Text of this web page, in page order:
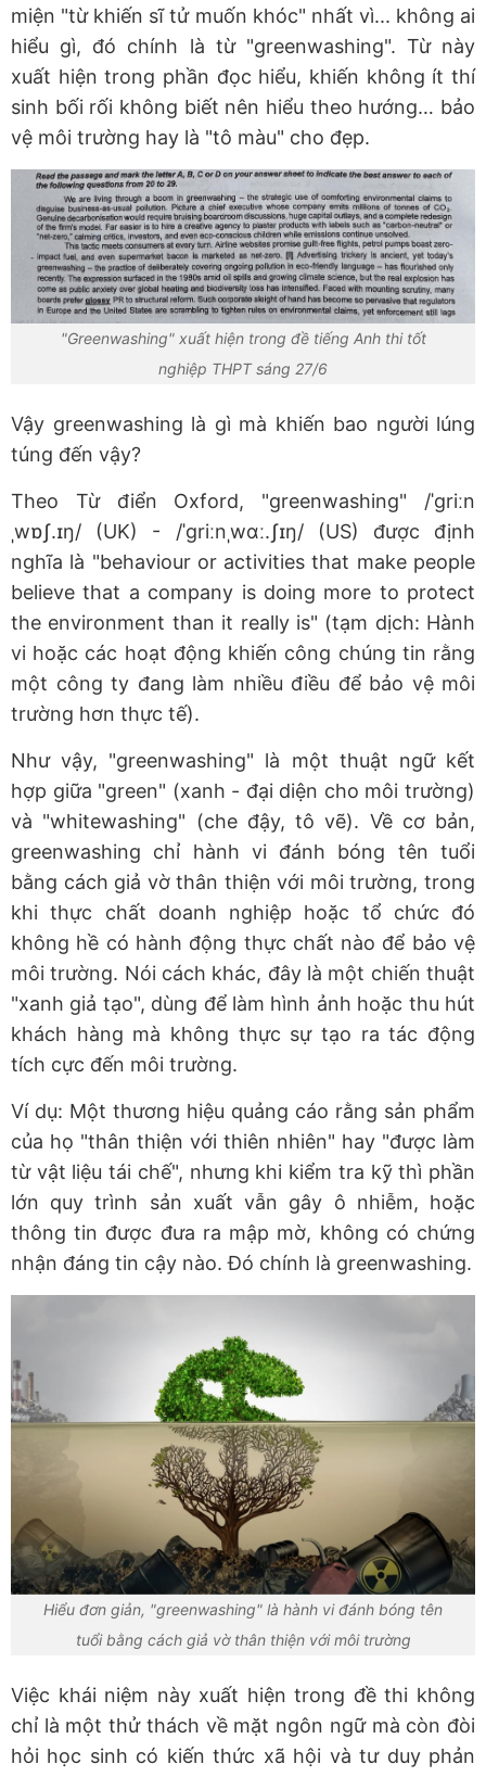
miện "từ khiến sĩ tử muốn khóc" nhất vì... không ai
hiểu gì, đó chính là từ "greenwashing". Từ này
xuất hiện trong phần đọc hiểu, khiến không ít thí
sinh bối rối không biết nên hiểu theo hướng… bảo
vệ môi trường hay là "tô màu" cho đẹp.
"Greenwashing" xuất hiện trong đề tiếng Anh thi tốt
nghiệp THPT sáng 27/6
Vậy greenwashing là gì mà khiến bao người lúng
túng đến vậy?
Theo Từ điển Oxford, "greenwashing" /ˈɡriːn
ˌwɒʃ.ɪŋ/ (UK) - /ˈɡriːnˌwɑː.ʃɪŋ/ (US) được định
nghĩa là "behaviour or activities that make people
believe that a company is doing more to protect
the environment than it really is" (tạm dịch: Hành
vi hoặc các hoạt động khiến công chúng tin rằng
một công ty đang làm nhiều điều để bảo vệ môi
trường hơn thực tế).
Như vậy, "greenwashing" là một thuật ngữ kết
hợp giữa "green" (xanh - đại diện cho môi trường)
và "whitewashing" (che đậy, tô vẽ). Về cơ bản,
greenwashing chỉ hành vi đánh bóng tên tuổi
bằng cách giả vờ thân thiện với môi trường, trong
khi thực chất doanh nghiệp hoặc tổ chức đó
không hề có hành động thực chất nào để bảo vệ
môi trường. Nói cách khác, đây là một chiến thuật
"xanh giả tạo", dùng để làm hình ảnh hoặc thu hút
khách hàng mà không thực sự tạo ra tác động
tích cực đến môi trường.
Ví dụ: Một thương hiệu quảng cáo rằng sản phẩm
của họ "thân thiện với thiên nhiên" hay "được làm
từ vật liệu tái chế", nhưng khi kiểm tra kỹ thì phần
lớn quy trình sản xuất vẫn gây ô nhiễm, hoặc
thông tin được đưa ra mập mờ, không có chứng
nhận đáng tin cậy nào. Đó chính là greenwashing.
Hiểu đơn giản, "greenwashing" là hành vi đánh bóng tên
tuổi bằng cách giả vờ thân thiện với môi trường
Việc khái niệm này xuất hiện trong đề thi không
chỉ là một thử thách về mặt ngôn ngữ mà còn đòi
hỏi học sinh có kiến thức xã hội và tư duy phản